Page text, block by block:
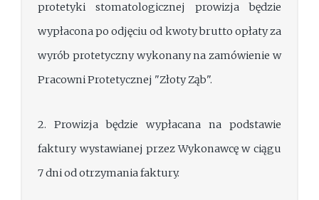
protetyki stomatologicznej prowizja będzie
wypłacona po odjęciu od kwoty brutto opłaty za
wyrób protetyczny wykonany na zamówienie w
Pracowni Protetycznej "Złoty Ząb".
2. Prowizja będzie wypłacana na podstawie
faktury wystawianej przez Wykonawcę w ciągu
7 dni od otrzymania faktury.